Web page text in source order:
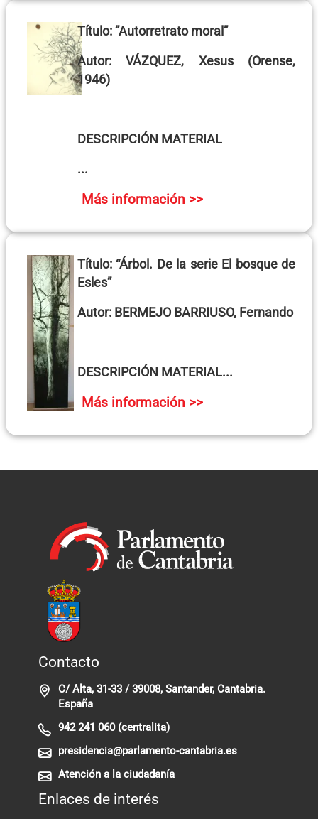
Título: ”Autorretrato moral”
Autor:VÁZQUEZ, Xesus(Orense,
1946)
DESCRIPCIÓN MATERIAL
...
Más información >>
Título: “Árbol. De la serie El bosque de
Esles”
Autor: BERMEJO BARRIUSO, Fernando
DESCRIPCIÓN MATERIAL...
Más información >>
Contacto
C/ Alta, 31-33 / 39008, Santander, Cantabria.
España
942 241 060 (centralita)
presidencia@parlamento-cantabria.es
Atención a la ciudadanía
Enlaces de interés